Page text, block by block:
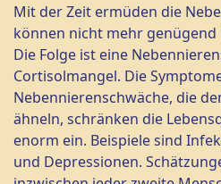
Mit der Zeit ermüden die
können nicht mehr
Die Folge ist eine
Cortisolmangel. Die
Nebennierenschwäche, die
ähneln, schränken die
enorm ein. Beispiele sind
und Depressionen.